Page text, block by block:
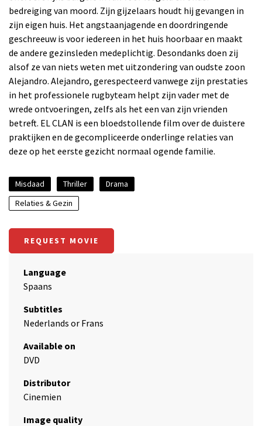
bedreiging van moord. Zijn gijzelaars houdt hij gevangen in
zijn eigen huis. Het angstaanjagende en doordringende
geschreeuw is voor iedereen in het huis hoorbaar en maakt
de andere gezinsleden medeplichtig. Desondanks doen zij
alsof ze van niets weten met uitzondering van oudste zoon
Alejandro. Alejandro, gerespecteerd vanwege zijn prestaties
in het professionele rugbyteam helpt zijn vader met de
wrede ontvoeringen, zelfs als het een van zijn vrienden
betreft. EL CLAN is een bloedstollende film over de duistere
praktijken en de gecompliceerde onderlinge relaties van
deze op het eerste gezicht normaal ogende familie.
Misdaad Thriller
Drama
Relaties & Gezin
REQUEST MOVIE
Language
Spaans
Subtitles
Nederlands or Frans
Available on
DVD
Distributor
Cinemien
Image quality